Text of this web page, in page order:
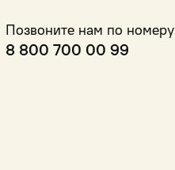
Позвоните нам по номеру
8 800 700 00 99